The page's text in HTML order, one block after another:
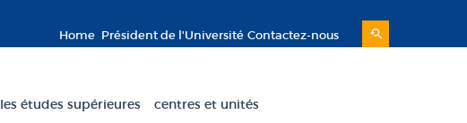
Home Président de l'Université Contactez-nous
les études supérieures centres et unités